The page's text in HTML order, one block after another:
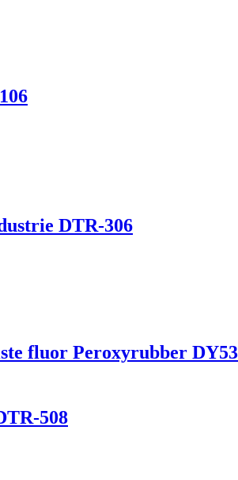
DTR-306
fluor Peroxyrubber
508